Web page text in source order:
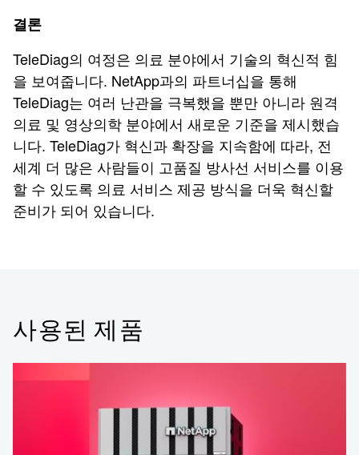
결론
TeleDiag의 여정은 의료 분야에서 기술의 혁신적 힘
을 보여줍니다. NetApp과의 파트너십을 통해
TeleDiag는 여러 난관을 극복했을 뿐만 아니라 원격
의료 및 영상의학 분야에서 새로운 기준을 제시했습
니다. TeleDiag가 혁신과 확장을 지속함에 따라, 전
세계 더 많은 사람들이 고품질 방사선 서비스를 이용
할 수 있도록 의료 서비스 제공 방식을 더욱 혁신할
준비가 되어 있습니다.
사용된 제품